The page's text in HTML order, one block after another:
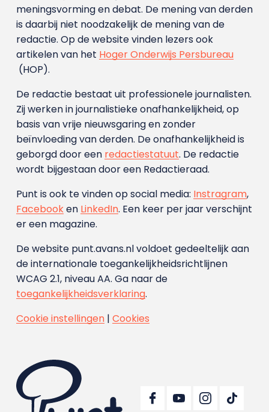
meningsvorming en debat. De mening van derden
is daarbij niet noodzakelijk de mening van de
redactie. Op de website vinden lezers ook
artikelen van het Hoger Onderwijs Persbureau
(HOP).
De redactie bestaat uit professionele journalisten.
Zij werken in journalistieke onafhankelijkheid, op
basis van vrije nieuwsgaring en zonder
beïnvloeding van derden. De onafhankelijkheid is
geborgd door een redactiestatuut. De redactie
wordt bijgestaan door een Redactieraad.
Punt is ook te vinden op social media: Instragram,
Facebooken LinkedIn. Een keer per jaar verschijnt
er een magazine.
De website punt.avans.nl voldoet gedeeltelijk aan
de internationale toegankelijkheidsrichtlijnen
WCAG 2.1, niveau AA. Ga naar de
toegankelijkheidsverklaring.
Cookie instellingen| Cookies